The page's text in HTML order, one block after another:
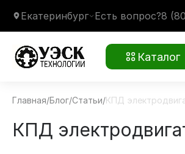
Екатеринбург Есть вопрос?8
Каталог
Главная/Блог/Статьи/КПД
КПД